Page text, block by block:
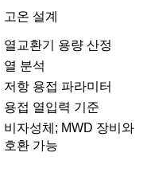
고온 설계
열교환기 용량 산정
열 분석
저항 용접 파라미터
용접 열입력 기준
비자성체; MWD 장비와
호환 가능